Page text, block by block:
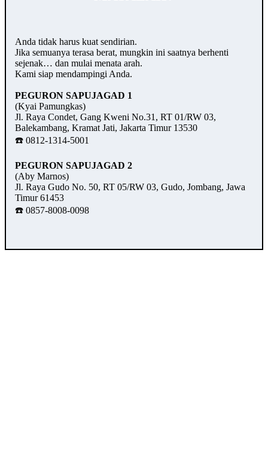
Anda tidak harus kuat sendirian.
Jika semuanya terasa berat, mungkin ini saatnya berhenti
sejenak… dan mulai menata arah.
Kami siap mendampingi Anda.
PEGURON SAPUJAGAD 1
(Kyai Pamungkas)
Jl. Raya Condet, Gang Kweni No.31, RT 01/RW 03,
Balekambang, Kramat Jati, Jakarta Timur 13530
☎️ 0812-1314-5001
PEGURON SAPUJAGAD 2
(Aby Marnos)
Jl. Raya Gudo No. 50, RT 05/RW 03, Gudo, Jombang, Jawa
Timur 61453
☎️ 0857-8008-0098